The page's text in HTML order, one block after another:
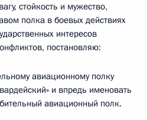
стойкость и мужество,
полка в боевых действиях
интересов
постановляю:
авиационному полку
и впредь именовать
авиационный полк.